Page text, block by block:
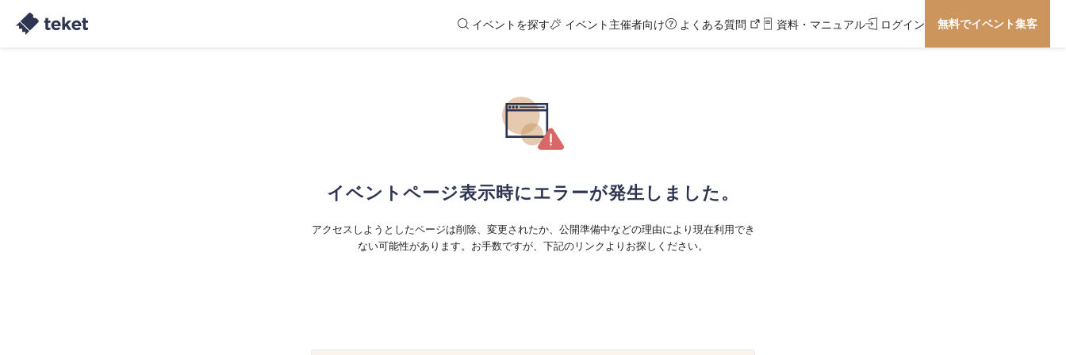
イベントを探す イベント主催者向け よくある質問 資料・マニュアル ログイン 無料でイベント集客
イベントページ表示時にエラーが発生しました。
アクセスしようとしたページは削除、変更されたか、公開準備中などの理由により現在利用でき
ない可能性があります。お手数ですが、下記のリンクよりお探しください。